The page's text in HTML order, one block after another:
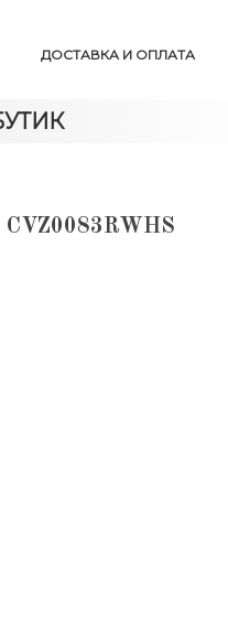
ДОСТАВКА И ОПЛАТА